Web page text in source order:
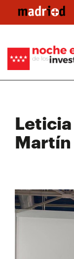
contenido
Martín